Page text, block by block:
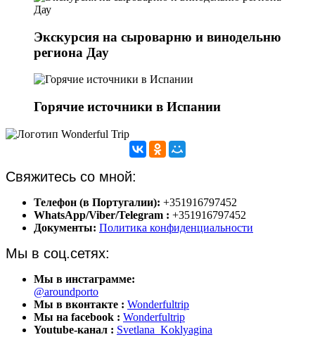
Экскурсия на сыроварню и винодельню
региона Дау
Горячие источники в Испании
Свяжитесь со мной:
Телефон (в Португалии): +351916797452
WhatsApp/Viber/Telegram : +351916797452
Документы: Политика конфиденциальности
Мы в соц.сетях:
Мы в инстаграмме:
@aroundporto
Мы в вконтакте : Wonderfultrip
Мы на facebook : Wonderfultrip
Youtube-канал : Svetlana_Koklyagina